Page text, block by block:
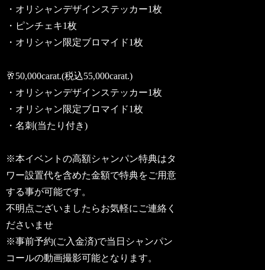
・オリシャンデザインステッカー1枚
・ピンチェキ1枚
・オリシャン限定ブロマイド1枚
🥂50,000carat.(税込55,000carat.)
・オリシャンデザインステッカー1枚
・オリシャン限定ブロマイド1枚
・名刺(当たり付き)
※本イベントの高額シャンパン特典はタ
ワー設置代を含めた金額で特典をご用意
する事が可能です。
不明点ございましたらお気軽にご連絡く
ださいませ
※事前予約(ご入金済)で当日シャンパン
コールの動画撮影可能となります。